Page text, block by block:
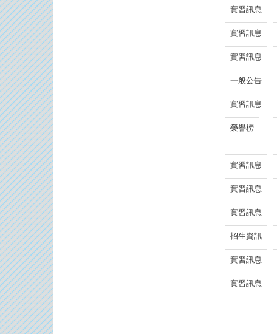
實習訊息
實習訊息
實習訊息
一般公告
實習訊息
榮譽榜
實習訊息
實習訊息
實習訊息
招生資訊
實習訊息
實習訊息